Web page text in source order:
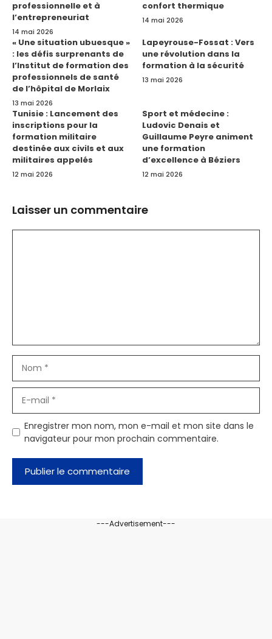
professionnelle et à
l’entrepreneuriat
14 mai 2026
confort thermique
14 mai 2026
« Une situation ubuesque »
: les défis surprenants de
l’Institut de formation des
professionnels de santé
de l’hôpital de Morlaix
13 mai 2026
Lapeyrouse-Fossat : Vers
une révolution dans la
formation à la sécurité
13 mai 2026
Tunisie : Lancement des
inscriptions pour la
formation militaire
destinée aux civils et aux
militaires appelés
12 mai 2026
Sport et médecine :
Ludovic Denais et
Guillaume Peyre animent
une formation
d’excellence à Béziers
12 mai 2026
Laisser un commentaire
mail
Enregistrer mon nom, mon e-mail et mon site dans le
navigateur pour mon prochain commentaire.
---Advertisement---